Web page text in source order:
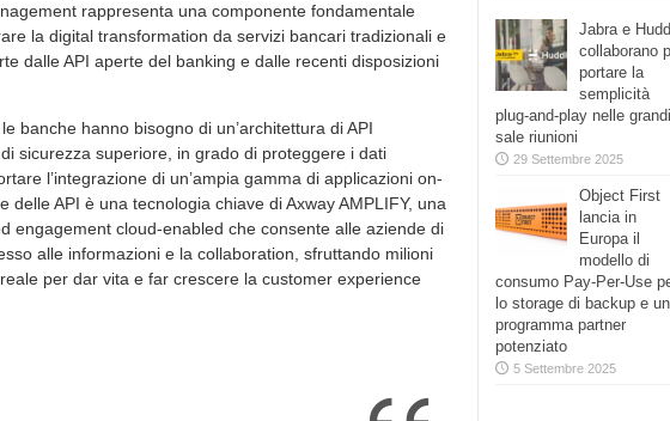
rappresenta una componente fondamentale
la digital transformation da servizi bancari tradizionali e
dalle API aperte del banking e dalle recenti disposizioni
banche hanno bisogno di un’architettura di API
sicurezza superiore, in grado di proteggere i dati
l’integrazione di un’ampia gamma di applicazioni on-
delle API è una tecnologia chiave di Axway AMPLIFY, una
engagement cloud-enabled che consente alle aziende di
alle informazioni e la collaboration, sfruttando milioni
per dar vita e far crescere la customer experience
Jabra e
collaborano
portare la
semplicità
plug-and-play nelle grandi
sale riunioni
29 Settembre 2025
Object First
lancia in
Europa il
modello di
consumo Pay-Per-Use
lo storage di backup e un
programma partner
potenziato
5 Settembre 2025